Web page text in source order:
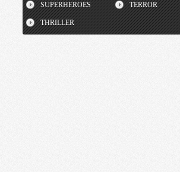
SUPERHEROES TERROR
THRILLER